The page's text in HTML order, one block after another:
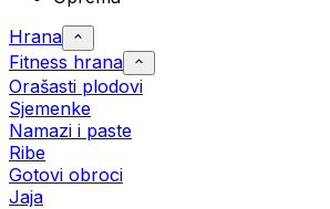
Hrana
Fitness hrana
Orašasti plodovi
Sjemenke
Namazi i paste
Ribe
Gotovi obroci
Jaja